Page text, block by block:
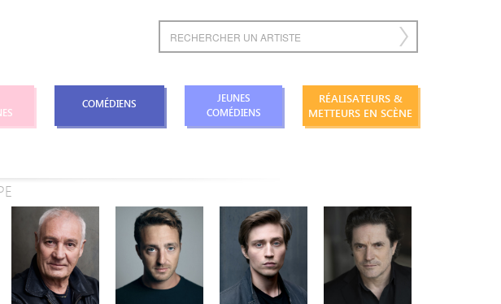
COMÉDIENS
JEUNES
COMÉDIENS
RÉALISATEURS &
METTEURS EN SCÈNE